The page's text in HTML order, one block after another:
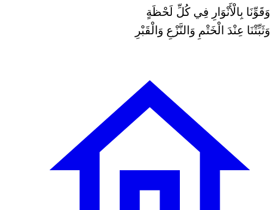
وَقَوِّنَا بِالْأَنْوَارِ فِي كُلِّ لَحْظَةٍ
وَثَبِّتْنَا عِنْدَ الْخَتْمِ وَالنَّزْعِ وَالْقَبْرِ